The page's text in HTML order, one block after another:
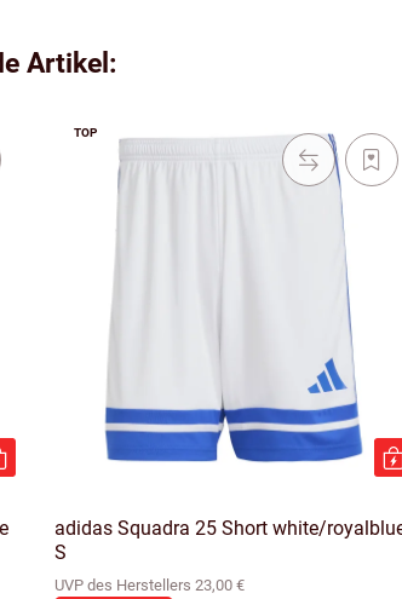
Artikel:
TOP
adidas Squadra 25 Short white/
S
UVP des Herstellers 23,00 €